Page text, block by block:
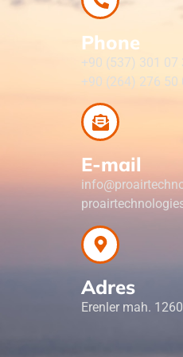
Phone
+90 (537) 301 07
+90 (264) 276 50
E-mail
Adres
Erenler mah.